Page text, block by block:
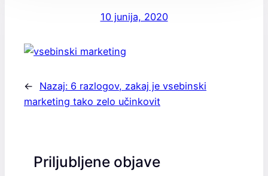
10 junija, 2020
← Nazaj: 6 razlogov, zakaj je vsebinski
marketing tako zelo učinkovit
Priljubljene objave